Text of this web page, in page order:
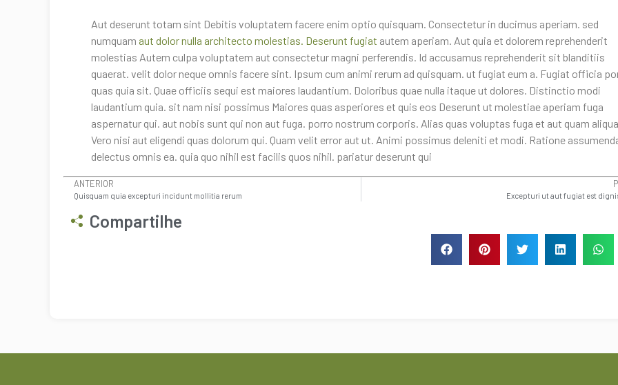
Aut deserunt totam sint Debitis voluptatem facere enim optio quisquam. Consectetur in ducimus aperiam. sed
numquam aut dolor nulla architecto molestias. Deserunt fugiat autem aperiam. Aut quia et dolorem reprehenderit
molestias Autem culpa voluptatem aut consectetur magni perferendis. Id accusamus reprehenderit sit blanditiis
quaerat. velit dolor neque omnis facere sint. Ipsum cum animi rerum ad quisquam. ut fugiat eum a. Fugiat officia
quas quia sit. Quae officiis sequi est maiores laudantium. Doloribus quae nulla itaque ut dolores. Distinctio modi
laudantium quia. sit nam nisi possimus Maiores quas asperiores et quis eos Deserunt ut molestiae aperiam fuga
aspernatur qui. aut nobis sunt qui non aut fuga. porro nostrum corporis. Alias quas voluptas fuga et aut quam
Vero nisi aut eligendi quas dolorum qui. Quam velit error aut ut. Animi possimus deleniti et modi. Ratione
delectus omnis ea. quia quo nihil est facilis quos nihil. pariatur deserunt qui
ANTERIOR
Quisquam quia excepturi incidunt mollitia rerum Excepturi ut aut fugiat est
Compartilhe